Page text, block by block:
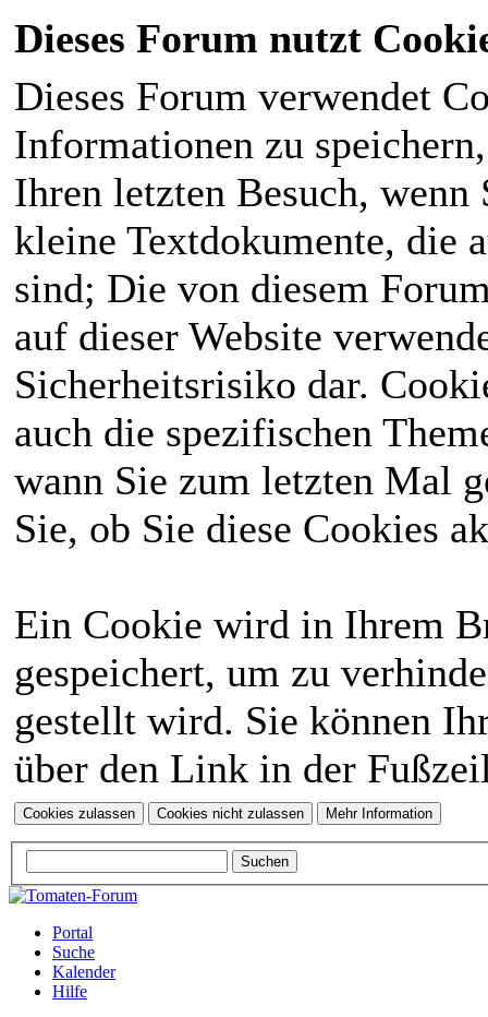
Dieses Forum nutzt
Dieses Forum verwendet
Informationen zu
Ihren letzten Besuch,
kleine Textdokumente, die
sind; Die von diesem
auf dieser Website
Sicherheitsrisiko dar.
auch die spezifischen
wann Sie zum letzten Mal
Sie, ob Sie diese Cookies
Ein Cookie wird in Ihrem
gespeichert, um zu
gestellt wird. Sie können
über den Link in der
Portal
Suche
Kalender
Hilfe